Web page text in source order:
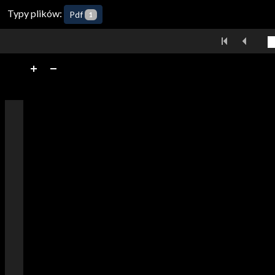
Typy plików: Pdf 1
Pierwsza
Przeglądarka multimediów